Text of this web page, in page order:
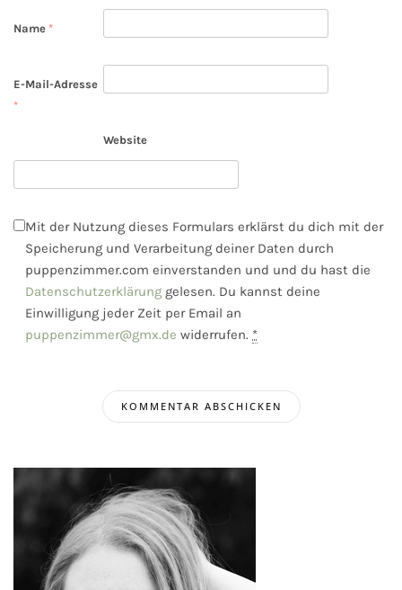
Name *
E-Mail-Adresse
*
Website
Mit der Nutzung dieses Formulars erklärst du dich mit der
Speicherung und Verarbeitung deiner Daten durch
puppenzimmer.com einverstanden und und du hast die
Datenschutzerklärung gelesen. Du kannst deine
Einwilligung jeder Zeit per Email an
puppenzimmer@gmx.de widerrufen. *